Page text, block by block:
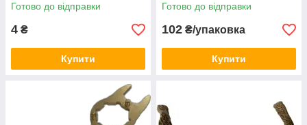
Готово до відправки
4 ₴
Купити
Готово до відправки
102 ₴/упаковка
Купити